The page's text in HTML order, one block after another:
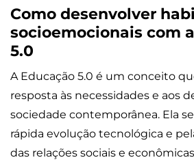
Como desenvolver
socioemocionais com
5.0
A Educação 5.0 é um conceito
resposta às necessidades e aos
sociedade contemporânea. Ela
rápida evolução tecnológica e
das relações sociais e